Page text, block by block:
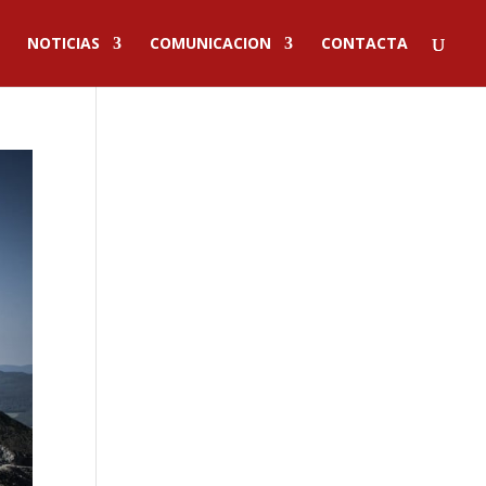
NOTICIAS COMUNICACION CONTACTA